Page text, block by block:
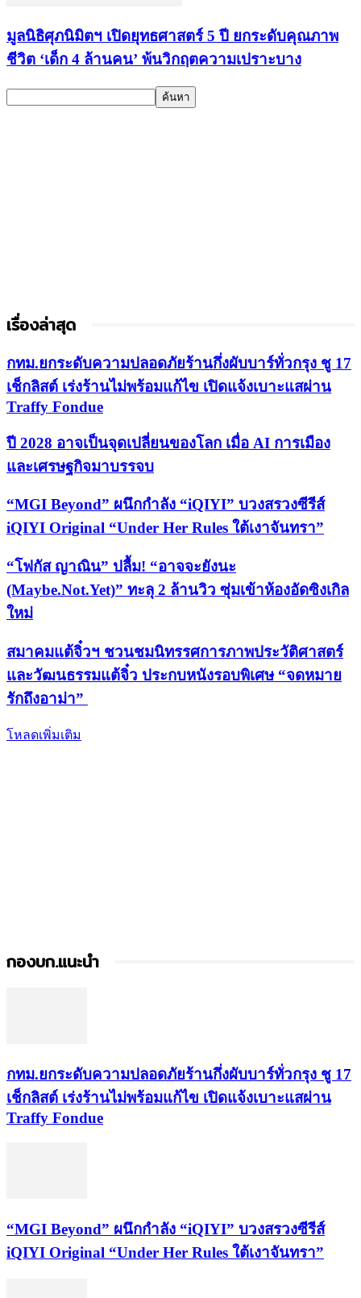
มูลนิธิศุภนิมิตฯ เปิดยุทธศาสตร์ 5 ปี ยกระดับคุณภาพ
ชีวิต ‘เด็ก 4 ล้านคน’ พ้นวิกฤตความเปราะบาง
เรื่องล่าสุด
กทม.ยกระดับความปลอดภัยร้านกึ่งผับบาร์ทั่วกรุง ชู 17
เช็กลิสต์ เร่งร้านไม่พร้อมแก้ไข เปิดแจ้งเบาะแสผ่าน
Traffy Fondue
ปี 2028 อาจเป็นจุดเปลี่ยนของโลก เมื่อ AI การเมือง
และเศรษฐกิจมาบรรจบ
“MGI Beyond” ผนึกกำลัง “iQIYI” บวงสรวงซีรีส์
iQIYI Original “Under Her Rules ใต้เงาจันทรา”
“โฟกัส ญาณิน” ปลื้ม! “อาจจะยังนะ
(Maybe.Not.Yet)” ทะลุ 2 ล้านวิว ซุ่มเข้าห้องอัดซิงเกิล
ใหม่
สมาคมแต้จิ๋วฯ ชวนชมนิทรรศการภาพประวัติศาสตร์
และวัฒนธรรมแต้จิ๋ว ประกบหนังรอบพิเศษ “จดหมาย
รักถึงอาม่า”
โหลดเพิ่มเติม
กองบก.แนะนำ
กทม.ยกระดับความปลอดภัยร้านกึ่งผับบาร์ทั่วกรุง ชู 17
เช็กลิสต์ เร่งร้านไม่พร้อมแก้ไข เปิดแจ้งเบาะแสผ่าน
Traffy Fondue
“MGI Beyond” ผนึกกำลัง “iQIYI” บวงสรวงซีรีส์
iQIYI Original “Under Her Rules ใต้เงาจันทรา”